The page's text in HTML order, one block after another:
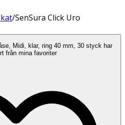
/SenSura Click Uro
Midi, klar, ring 40 mm, 30 styck har
från mina favoriter